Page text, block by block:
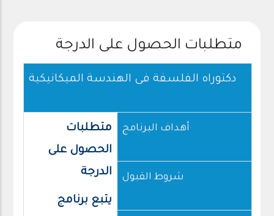
متطلبات الحصول على الدرجة
دكتوراه الفلسفة فى الهندسة الميكانيكية
متطلبات
الحصول على
الدرجة
يتبع برنامج
أهداف البرنامج
شروط القبول